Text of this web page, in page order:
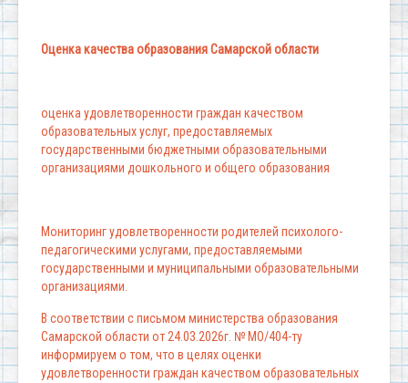
Оценка качества образования Самарской области
оценка удовлетворенности граждан качеством
образовательных услуг, предоставляемых
государственными бюджетными образовательными
организациями дошкольного и общего образования
Мониторинг удовлетворенности родителей психолого-
педагогическими услугами, предоставляемыми
государственными и муниципальными образовательными
организациями.
В соответствии с письмом министерства образования
Самарской области от 24.03.2026г. № МО/404-ту
информируем о том, что в целях оценки
удовлетворенности граждан качеством образовательных